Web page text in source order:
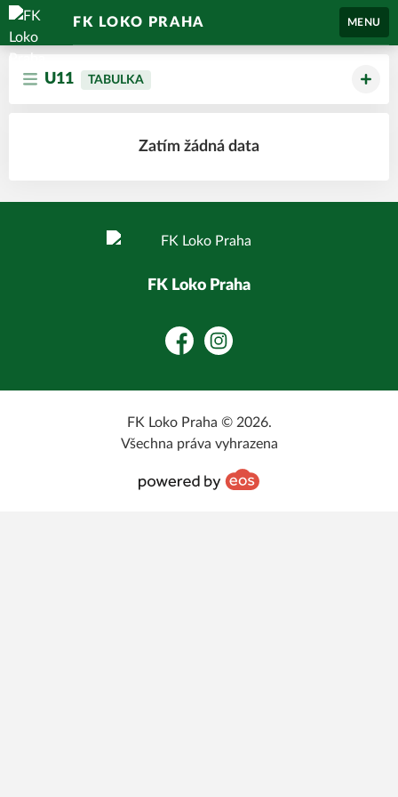
FK LOKO PRAHA MENU
U11 TABULKA
Zatím žádná data
FK Loko Praha
FacebookInstagram
FK Loko Praha © 2026.
Všechna práva vyhrazena